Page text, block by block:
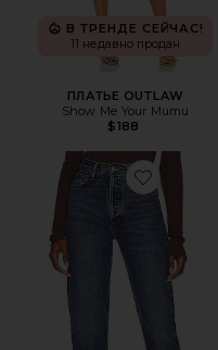
В ТРЕНДЕ СЕЙЧАС!
11 недавно продан
ПЛАТЬЕ OUTLAW
Show Me Your Mumu
$188
Favorite